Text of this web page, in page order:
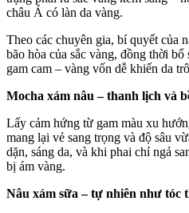
châu Á có làn da vàng.
Theo các chuyên gia, bí quyết của
bão hòa của sắc vàng, đồng thời
gam cam – vàng vốn dễ khiến da
Mocha xám nâu – thanh lịch và
Lấy cảm hứng từ gam màu xu
mang lại vẻ sang trọng và độ sâu
dặn, sáng da, và khi phai chỉ ngả
bị ám vàng.
Nâu xám sữa – tự nhiên như tóc